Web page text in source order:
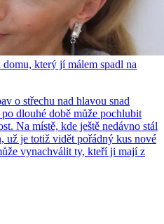
který jí málem spadl na
o střechu nad hlavou snad
dlouhé době může pochlubit
Na místě, kde ještě nedávno stál
už je totiž vidět pořádný kus nové
vynachválit ty, kteří ji mají z